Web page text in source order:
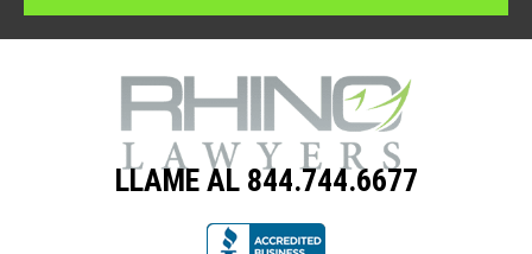
LLAME AL 844.744.6677